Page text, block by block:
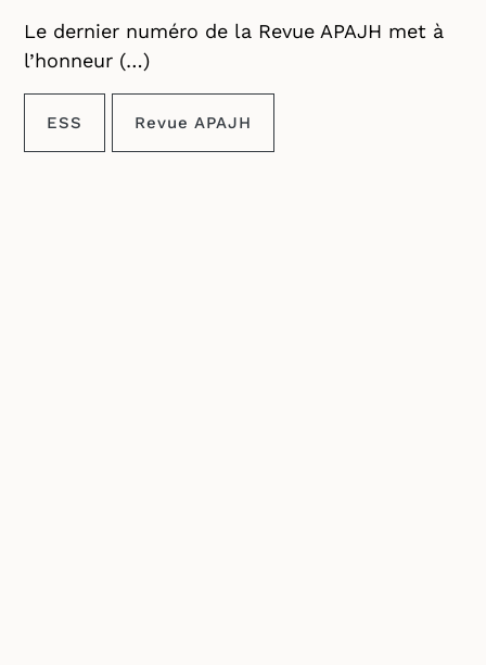
Le dernier numéro de la Revue APAJH met à
l’honneur (…)
ESS Revue APAJH